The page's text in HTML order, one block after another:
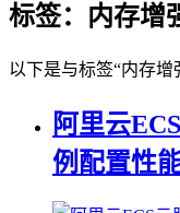
标签：内存增
以下是与标签“内存
阿里云
例配置性